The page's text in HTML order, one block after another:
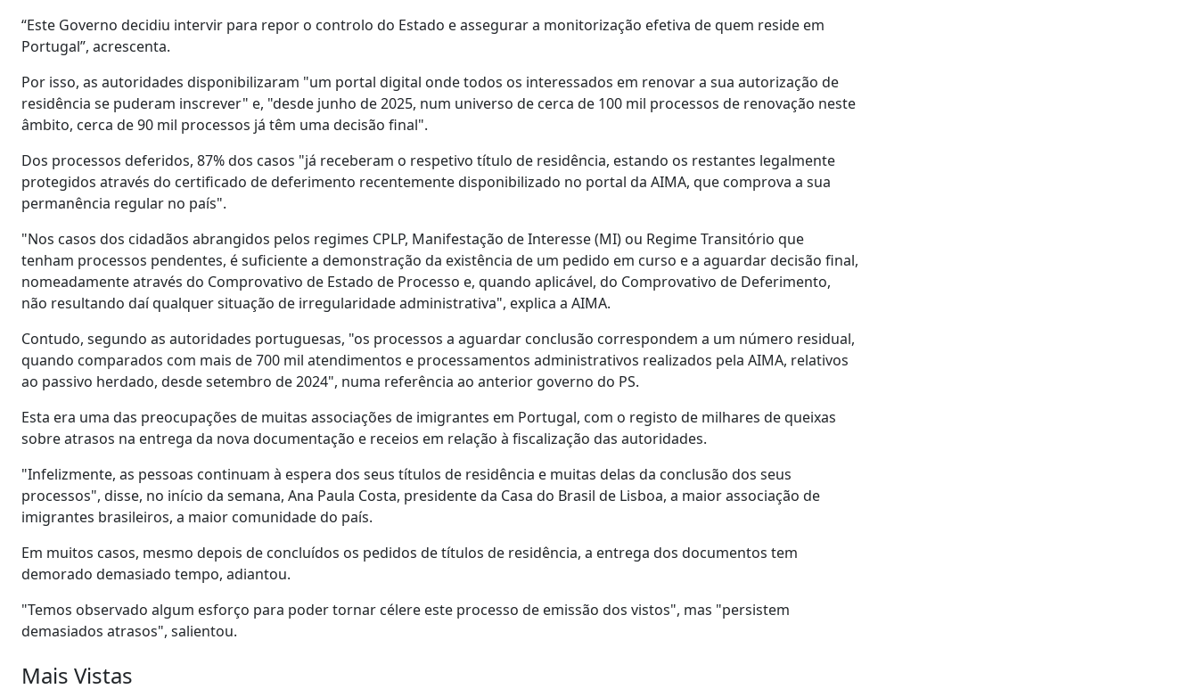
“Este Governo decidiu intervir para repor o controlo do Estado e assegurar a monitorização efetiva de quem reside em
Portugal”, acrescenta.
Por isso, as autoridades disponibilizaram "um portal digital onde todos os interessados em renovar a sua autorização de
residência se puderam inscrever" e, "desde junho de 2025, num universo de cerca de 100 mil processos de renovação neste
âmbito, cerca de 90 mil processos já têm uma decisão final".
Dos processos deferidos, 87% dos casos "já receberam o respetivo título de residência, estando os restantes legalmente
protegidos através do certificado de deferimento recentemente disponibilizado no portal da AIMA, que comprova a sua
permanência regular no país".
"Nos casos dos cidadãos abrangidos pelos regimes CPLP, Manifestação de Interesse (MI) ou Regime Transitório que
tenham processos pendentes, é suficiente a demonstração da existência de um pedido em curso e a aguardar decisão final,
nomeadamente através do Comprovativo de Estado de Processo e, quando aplicável, do Comprovativo de Deferimento,
não resultando daí qualquer situação de irregularidade administrativa", explica a AIMA.
Contudo, segundo as autoridades portuguesas, "os processos a aguardar conclusão correspondem a um número residual,
quando comparados com mais de 700 mil atendimentos e processamentos administrativos realizados pela AIMA, relativos
ao passivo herdado, desde setembro de 2024", numa referência ao anterior governo do PS.
Esta era uma das preocupações de muitas associações de imigrantes em Portugal, com o registo de milhares de queixas
sobre atrasos na entrega da nova documentação e receios em relação à fiscalização das autoridades.
"Infelizmente, as pessoas continuam à espera dos seus títulos de residência e muitas delas da conclusão dos seus
processos", disse, no início da semana, Ana Paula Costa, presidente da Casa do Brasil de Lisboa, a maior associação de
imigrantes brasileiros, a maior comunidade do país.
Em muitos casos, mesmo depois de concluídos os pedidos de títulos de residência, a entrega dos documentos tem
demorado demasiado tempo, adiantou.
"Temos observado algum esforço para poder tornar célere este processo de emissão dos vistos", mas "persistem
demasiados atrasos", salientou.
Mais Vistas